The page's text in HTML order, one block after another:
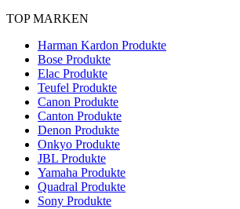
TOP MARKEN
Harman Kardon Produkte
Bose Produkte
Elac Produkte
Teufel Produkte
Canon Produkte
Canton Produkte
Denon Produkte
Onkyo Produkte
JBL Produkte
Yamaha Produkte
Quadral Produkte
Sony Produkte